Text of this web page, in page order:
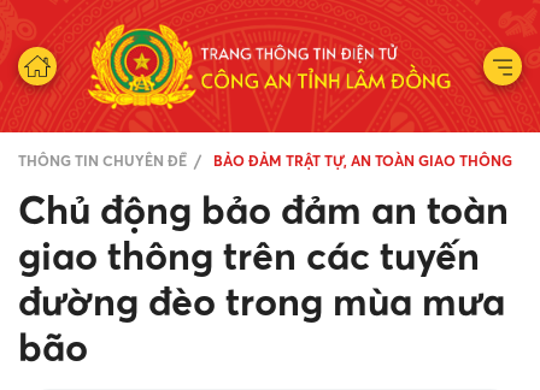
THÔNG TIN CHUYÊN ĐỀ BẢO ĐẢM TRẬT TỰ, AN TOÀN GIAO THÔNG
Chủ động bảo đảm an toàn
giao thông trên các tuyến
đường đèo trong mùa mưa
bão